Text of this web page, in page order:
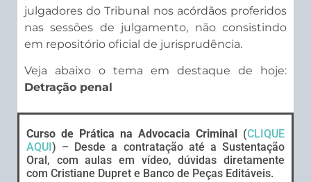
julgadores do Tribunal nos acórdãos proferidos
nas sessões de julgamento, não consistindo
em repositório oficial de jurisprudência.
Veja abaixo o tema em destaque de hoje:
Detração penal
Curso de Prática na Advocacia Criminal (CLIQUE
AQUI ) – Desde a contratação até a Sustentação
Oral, com aulas em vídeo, dúvidas diretamente
com Cristiane Dupret e Banco de Peças Editáveis.